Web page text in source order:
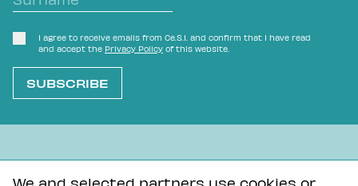
We and selected partners use cookies or
I agree to receive emails from Ce.S.I. and confirm that I have read
and accept the Privacy Policy of this website.